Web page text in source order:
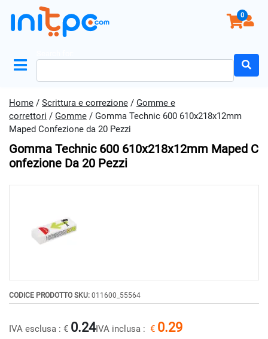
0
Home / Scrittura e correzione / Gomme e
correttori / Gomme / Gomma Technic 600 610x218x12mm
Maped Confezione da 20 Pezzi
Gomma Technic 600 610x218x12mm Maped C
Onfezione Da 20 Pezzi
CODICE PRODOTTO SKU: 011600_55564
IVA esclusa : € 0.24IVA inclusa : € 0.29